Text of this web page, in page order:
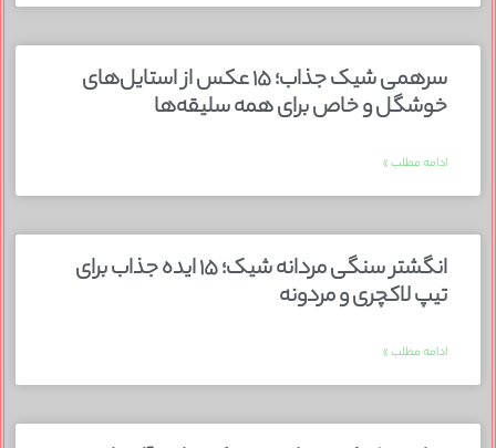
سرهمی شیک جذاب؛ ۱۵ عکس از استایل‌های
خوشگل و خاص برای همه سلیقه‌ها
ادامه مطلب »
انگشتر سنگی مردانه شیک؛ ۱۵ ایده جذاب برای
تیپ لاکچری و مردونه
ادامه مطلب »